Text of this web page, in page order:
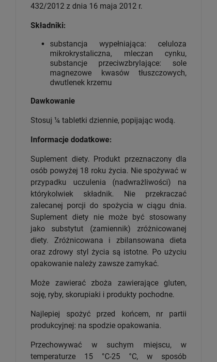
432/2012 z dnia 16 maja 2012 r.
Składniki:
substancja wypełniająca: celuloza
mikrokrystaliczna, mleczan cynku,
substancje przeciwzbrylające: sole
magnezowe kwasów tłuszczowych,
dwutlenek krzemu
Dawkowanie
Stosuj ¼ tabletki dziennie, popijając wodą.
Informacje dodatkowe:
Suplement diety. Produkt przeznaczony dla
osób powyżej 18 roku życia. Nie spożywać w
przypadku uczulenia (nadwrażliwości) na
którykolwiek składnik. Nie przekraczać
zalecanej porcji do spożycia w ciągu dnia.
Suplement diety nie może być stosowany
jako substytut (zamiennik) zróżnicowanej
diety. Zróżnicowana i zbilansowana dieta
oraz zdrowy styl życia są istotne. Po użyciu
opakowanie należy zawsze zamykać.
Może zawierać zboża zawierające gluten,
soję, ryby, skorupiaki i produkty pochodne.
Najlepiej spożyć przed końcem, nr partii
produkcyjnej: na spodzie opakowania.
Przechowywać w suchym miejscu, w
temperaturze 15 °C-25 °C, w sposób